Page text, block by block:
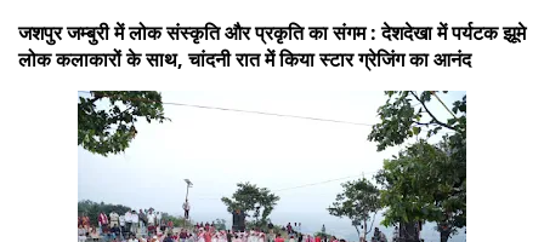
जशपुर जम्बुरी में लोक संस्कृति और प्रकृति का संगम : देशदेखा में पर्यटक झूमे
लोक कलाकारों के साथ, चांदनी रात में किया स्टार ग्रेजिंग का आनंद